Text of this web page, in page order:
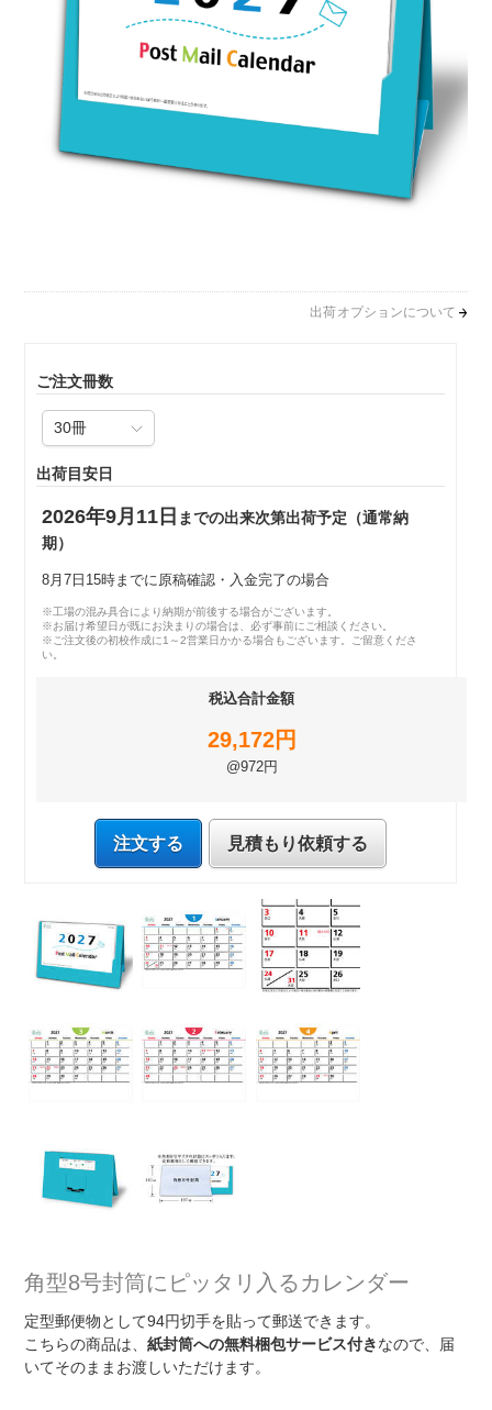
出荷オプションについて
ご注文冊数
出荷目安日
2026年9月11日 までの出来次第出荷予定（通常納
期）
8月7日15時までに原稿確認・入金完了の場合
※工場の混み具合により納期が前後する場合がございます。
※お届け希望日が既にお決まりの場合は、必ず事前にご相談ください。
※ご注文後の初校作成に1～2営業日かかる場合もございます。ご留意くださ
い。
税込合計金額
29,172円
@972円
注文する 見積もり依頼する
角型8号封筒にピッタリ入るカレンダー
定型郵便物として94円切手を貼って郵送できます。
こちらの商品は、紙封筒への無料梱包サービス付きなので、届
いてそのままお渡しいただけます。